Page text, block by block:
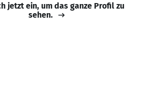
jetzt ein, um das ganze Profil zu
sehen.